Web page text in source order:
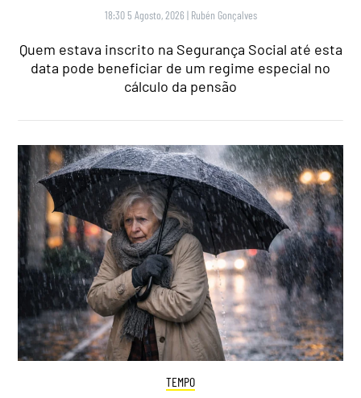
18:30 5 Agosto, 2026 | Rubén Gonçalves
Quem estava inscrito na Segurança Social até esta
data pode beneficiar de um regime especial no
cálculo da pensão
TEMPO